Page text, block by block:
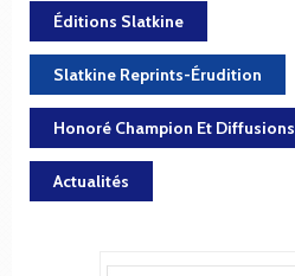
Éditions Slatkine
Slatkine Reprints-Érudition
Honoré Champion Et Diffusions
Actualités